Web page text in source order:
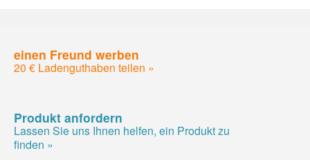
einen Freund werben
20 € Ladenguthaben teilen »
Produkt anfordern
Lassen Sie uns Ihnen helfen, ein Produkt zu
finden »